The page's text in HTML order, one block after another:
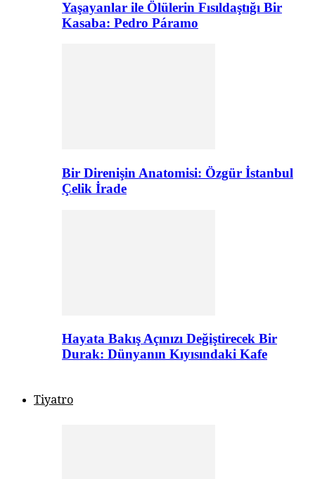
Yaşayanlar ile Ölülerin Fısıldaştığı Bir
Kasaba: Pedro Páramo
Bir Direnişin Anatomisi: Özgür İstanbul
Çelik İrade
Hayata Bakış Açınızı Değiştirecek Bir
Durak: Dünyanın Kıyısındaki Kafe
Tiyatro